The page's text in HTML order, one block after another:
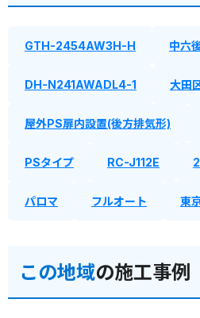
GTH-2454AW3H-H 中六
DH-N241AWADL4-1 大田
屋外PS扉内設置(後方排気形)
PSタイプ RC-J112E
パロマ フルオート 東
この地域の施工事例